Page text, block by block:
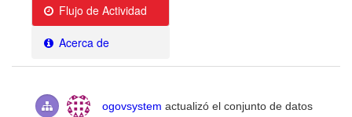
Flujo de Actividad
Acerca de
ogovsystem actualizó el conjunto de datos